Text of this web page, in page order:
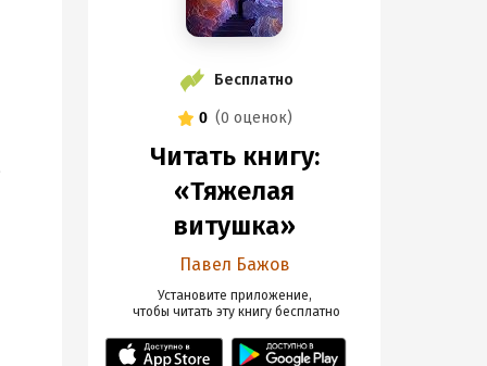
Бесплатно
0 (0 оценок)
Читать книгу:
«Тяжелая
витушка»
Павел Бажов
Установите приложение,
чтобы читать эту книгу бесплатно